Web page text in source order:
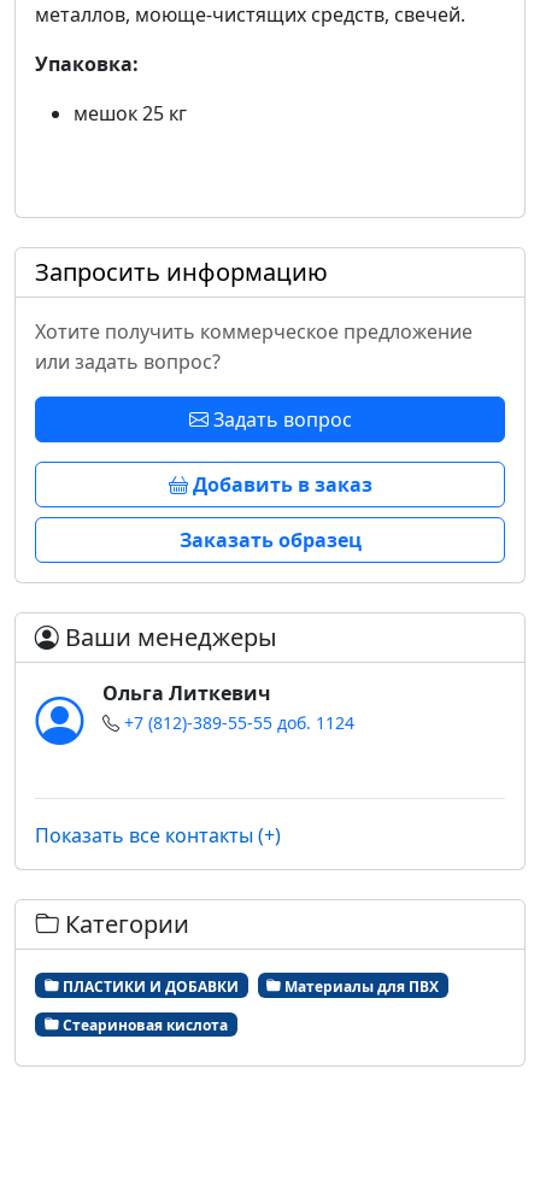
металлов, моюще-чистящих средств, свечей.
Упаковка:
мешок 25 кг
Запросить информацию
Хотите получить коммерческое предложение
или задать вопрос?
Задать вопрос
Добавить в заказ
Заказать образец
Ваши менеджеры
Ольга Литкевич
+7 (812)-389-55-55 доб. 1124
Показать все контакты (+)
Категории
ПЛАСТИКИ И ДОБАВКИ
Материалы для ПВХ
Стеариновая кислота